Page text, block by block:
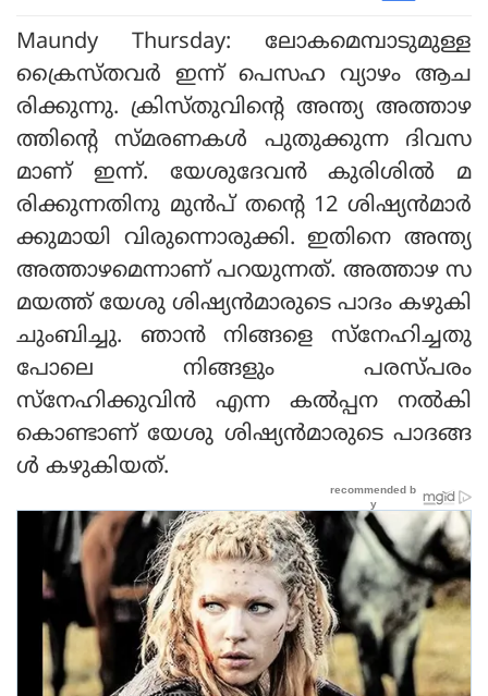
Maundy Thursday: ലോകമെമ്പാടുമുള്ള
ക്രൈസ്തവർ ഇന്ന് പെസഹ വ്യാഴം ആച
രിക്കുന്നു. ക്രിസ്തുവിന്റെ അന്ത്യ അത്താഴ
ത്തിന്റെ സ്മരണകൾ പുതുക്കുന്ന ദിവസ
മാണ് ഇന്ന്. യേശുദേവൻ കുരിശിൽ മ
രിക്കുന്നതിനു മുൻപ് തന്റെ 12 ശിഷ്യൻമാർ
ക്കുമായി വിരുന്നൊരുക്കി. ഇതിനെ അന്ത്യ
അത്താഴമെന്നാണ് പറയുന്നത്. അത്താഴ സ
മയത്ത് യേശു ശിഷ്യൻമാരുടെ പാദം കഴുകി
ചുംബിച്ചു. ഞാൻ നിങ്ങളെ സ്‌നേഹിച്ചതു
പോലെ നിങ്ങളും പരസ്പരം
സ്‌നേഹിക്കുവിൻ എന്ന കൽപ്പന നൽകി
കൊണ്ടാണ് യേശു ശിഷ്യൻമാരുടെ പാദങ്ങ
ൾ കഴുകിയത്.